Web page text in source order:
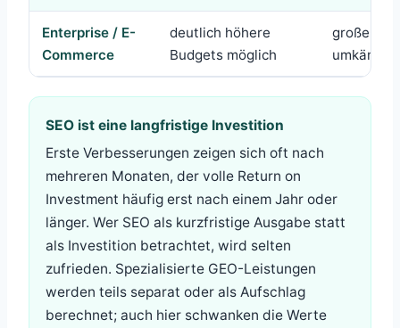
Enterprise / E-
Commerce
deutlich höhere
Budgets möglich
große
SEO ist eine langfristige Investition
Erste Verbesserungen zeigen sich oft nach
mehreren Monaten, der volle Return on
Investment häufig erst nach einem Jahr oder
länger. Wer SEO als kurzfristige Ausgabe statt
als Investition betrachtet, wird selten
zufrieden. Spezialisierte GEO-Leistungen
werden teils separat oder als Aufschlag
berechnet; auch hier schwanken die Werte